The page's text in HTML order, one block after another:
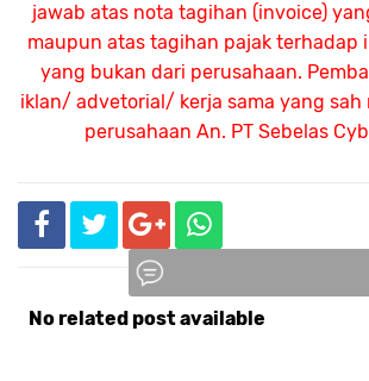
jawab atas nota tagihan (invoice)
maupun atas tagihan pajak terhadap
yang bukan dari perusahaan.
iklan/ advetorial/ kerja sama yang sah
perusahaan An. PT Sebelas
No related post available